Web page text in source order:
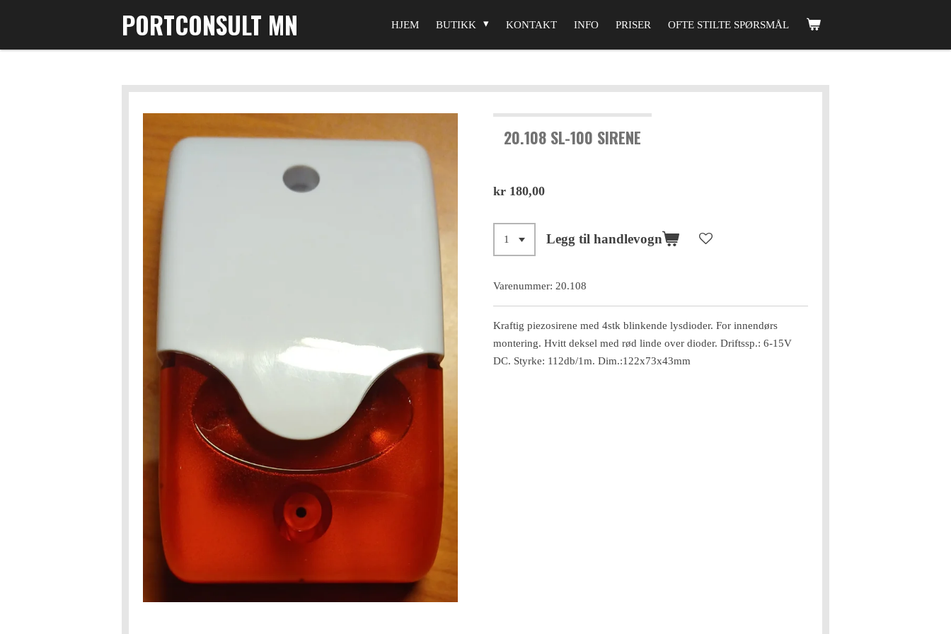
hovedinnhold
PORTCONSULT MN HJEM BUTIKK KONTAKT INFO PRISER OFTE STILTE SPØRSMÅL
20.108 SL-100 SIRENE
kr 180,00
Legg til handlevogn
Varenummer: 20.108
Kraftig piezosirene med 4stk blinkende lysdioder. For innendørs
montering. Hvitt deksel med rød linde over dioder. Driftssp.: 6-15V
DC. Styrke: 112db/1m. Dim.:122x73x43mm